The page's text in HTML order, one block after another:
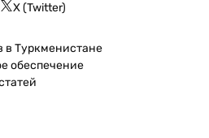
X (Twitter)
в Туркменистане
обеспечение